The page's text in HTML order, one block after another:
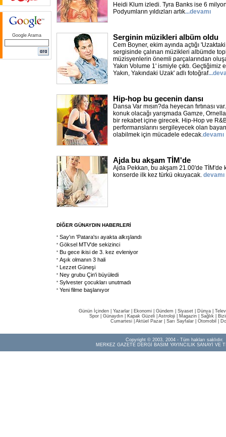
Google Arama
Heidi Klum izledi. Tyra Banks ise 6
Podyumların yıldızları artık...devamı
Serginin müzikleri albüm oldu
Cem Boyner, ekim ayında açtığı
sergisinde çalınan müzikleri albümde
müzisyenlerin önemli parçalarından
Yakın Volume 1' ismiyle çıktı. Geçtiğimiz
Yakın, Yakındaki Uzak' adlı fotoğraf
Hip-hop bu gecenin dansı
Dansa Var mısın?da heyecan fırtınası
konuk olacağı yarışmada Gamze,
bir rekabet içine girecek. Hip-Hop ve
performanslarını sergileyecek olan
olabilmek için mücadele edecak.devamı
Ajda bu akşam TİM'de
Ajda Pekkan, bu akşam 21.00'de TİM'de
konserde ilk kez türkü okuyacak. devamı
DİĞER GÜNAYDIN HABERLERİ
Say'ın 'Patara'sı ayakta alkışlandı
Göksel MTV'de sekizinci
Bu gece ikisi de 3. kez evleniyor
Aşık olmanın 3 hali
Lezzet Güneşi
Ney grubu Çin'i büyüledi
Sylvester çocukları unutmadı
Yeni filme başlanıyor
Günün İçinden Yazarlar Ekonomi Gündem Siyaset Dünya |
Spor
Günaydın Kapak Güzeli Astroloji Magazin Sağlık
Cumartesi| Aktüel Pazar| Sarı Sayfalar| Otomobil
Copyright © 2003, 2004 - Tüm hakları saklıdır.
MERKEZ GAZETE DERGİ BASIM YAYINCILIK SANAYİ VE